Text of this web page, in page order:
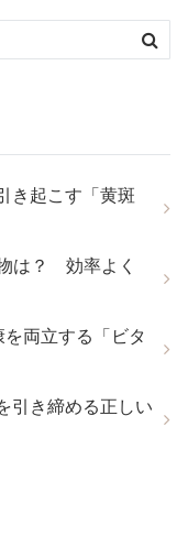
き起こす「黄斑
は？ 効率よく
両立する「ビタ
引き締める正しい